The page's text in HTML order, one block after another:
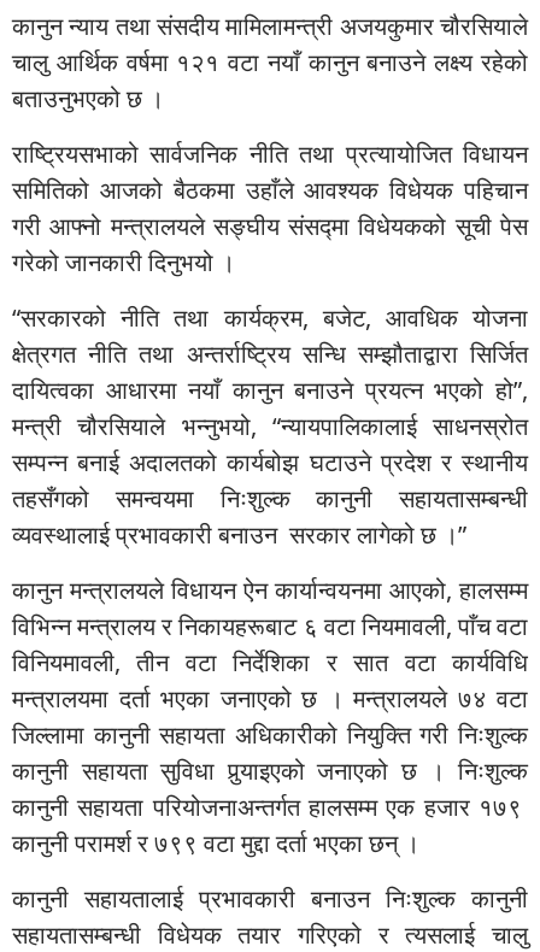
कानुन न्याय तथा संसदीय मामिलामन्त्री अजयकुमार चौरसियाले
चालु आर्थिक वर्षमा १२१ वटा नयाँ कानुन बनाउने लक्ष्य रहेको
बताउनुभएको छ ।
राष्ट्रियसभाको सार्वजनिक नीति तथा प्रत्यायोजित विधायन
समितिको आजको बैठकमा उहाँले आवश्यक विधेयक पहिचान
गरी आफ्नो मन्त्रालयले सङ्घीय संसद्मा विधेयकको सूची पेस
गरेको जानकारी दिनुभयो ।
“सरकारको नीति तथा कार्यक्रम, बजेट, आवधिक योजना
क्षेत्रगत नीति तथा अन्तर्राष्ट्रिय सन्धि सम्झौताद्वारा सिर्जित
दायित्वका आधारमा नयाँ कानुन बनाउने प्रयत्न भएको हो”,
मन्त्री चौरसियाले भन्नुभयो, “न्यायपालिकालाई साधनस्रोत
सम्पन्न बनाई अदालतको कार्यबोझ घटाउने प्रदेश र स्थानीय
तहसँगको समन्वयमा निःशुल्क कानुनी सहायतासम्बन्धी
व्यवस्थालाई प्रभावकारी बनाउन सरकार लागेको छ ।”
कानुन मन्त्रालयले विधायन ऐन कार्यान्वयनमा आएको, हालसम्म
विभिन्न मन्त्रालय र निकायहरूबाट ६ वटा नियमावली, पाँच वटा
विनियमावली, तीन वटा निर्देशिका र सात वटा कार्यविधि
मन्त्रालयमा दर्ता भएका जनाएको छ । मन्त्रालयले ७४ वटा
जिल्लामा कानुनी सहायता अधिकारीको नियुक्ति गरी निःशुल्क
कानुनी सहायता सुविधा पुर्‍याइएको जनाएको छ । निःशुल्क
कानुनी सहायता परियोजनाअन्तर्गत हालसम्म एक हजार १७९
कानुनी परामर्श र ७९९ वटा मुद्दा दर्ता भएका छन् ।
कानुनी सहायतालाई प्रभावकारी बनाउन निःशुल्क कानुनी
सहायतासम्बन्धी विधेयक तयार गरिएको र त्यसलाई चालु